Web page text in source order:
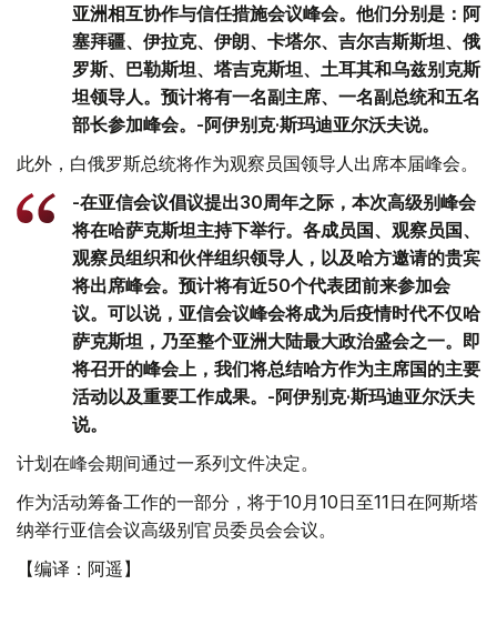
亚洲相互协作与信任措施会议峰会。他们分别是：阿
塞拜疆、伊拉克、伊朗、卡塔尔、吉尔吉斯斯坦、俄
罗斯、巴勒斯坦、塔吉克斯坦、土耳其和乌兹别克斯
坦领导人。预计将有一名副主席、一名副总统和五名
部长参加峰会。-阿伊别克·斯玛迪亚尔沃夫说。
此外，白俄罗斯总统将作为观察员国领导人出席本届峰会。
-在亚信会议倡议提出30周年之际，本次高级别峰会
将在哈萨克斯坦主持下举行。各成员国、观察员国、
观察员组织和伙伴组织领导人，以及哈方邀请的贵宾
将出席峰会。预计将有近50个代表团前来参加会
议。可以说，亚信会议峰会将成为后疫情时代不仅哈
萨克斯坦，乃至整个亚洲大陆最大政治盛会之一。即
将召开的峰会上，我们将总结哈方作为主席国的主要
活动以及重要工作成果。-阿伊别克·斯玛迪亚尔沃夫
说。
计划在峰会期间通过一系列文件决定。
作为活动筹备工作的一部分，将于10月10日至11日在阿斯塔
纳举行亚信会议高级别官员委员会会议。
【编译：阿遥】